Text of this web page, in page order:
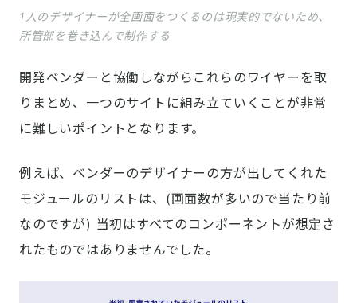
1人のデザイナーが全画面をつくるのは現実的でないため、
所管部を巻き込んで制作する
開発ベンダーと協働しながらこれらのワイヤーを取
りまとめ、一つのサイトに組み立ていくことが非常
に難しいポイントとなります。
例えば、ベンダーのデザイナーの方が出してくれた
モジュールのリストは、(画面数が多いので当たり前
なのですが) 当初はすべてのコンポーネントが想定さ
れたものではありませんでした。